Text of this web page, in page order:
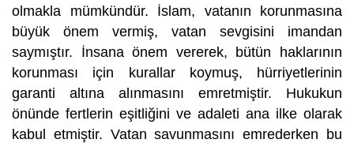
olmakla mümkündür. İslam, vatanın korunmasına
büyük önem vermiş, vatan sevgisini imandan
saymıştır. İnsana önem vererek, bütün haklarının
korunması için kurallar koymuş, hürriyetlerinin
garanti altına alınmasını emretmiştir. Hukukun
önünde fertlerin eşitliğini ve adaleti ana ilke olarak
kabul etmiştir. Vatan savunmasını emrederken bu